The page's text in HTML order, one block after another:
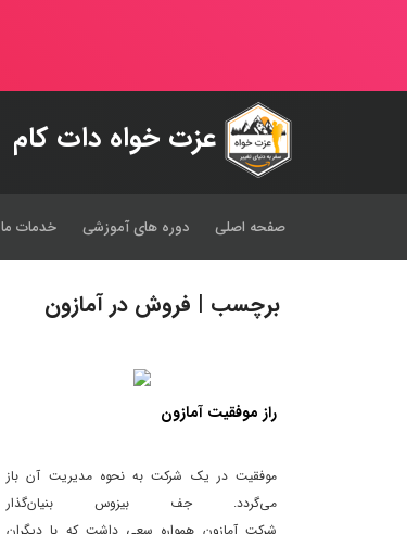
عزت خواه دات کام
صفحه اصلی دوره های آموزشی خدمات ما
برچسب | فروش در آمازون
راز موفقیت آمازون
موفقیت در یک شرکت به نحوه مدیریت آن باز
می‌گردد. جف بیزوس بنیان‌گذار